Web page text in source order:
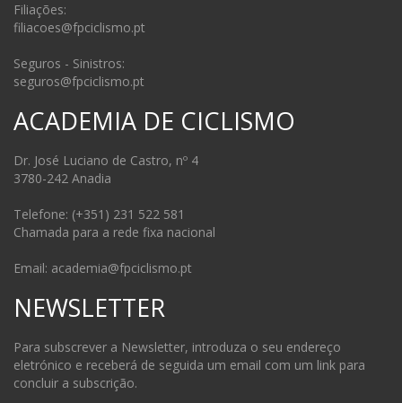
Filiações:
filiacoes@fpciclismo.pt
Seguros - Sinistros:
seguros@fpciclismo.pt
ACADEMIA DE CICLISMO
Dr. José Luciano de Castro, nº 4
3780-242 Anadia
Telefone: (+351) 231 522 581
Chamada para a rede fixa nacional
Email: academia@fpciclismo.pt
NEWSLETTER
Para subscrever a Newsletter, introduza o seu endereço
eletrónico e receberá de seguida um email com um link para
concluir a subscrição.